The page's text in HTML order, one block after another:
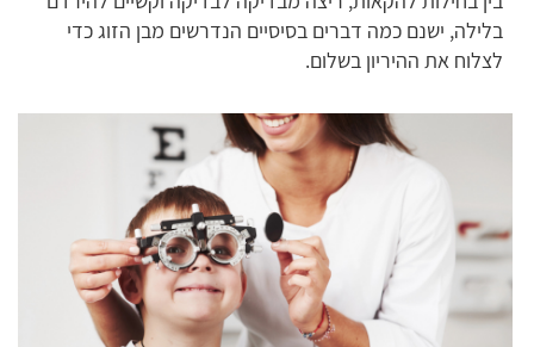
בלילה, ישנם כמה דברים בסיסיים הנדרשים מבן הזוג כדי
לצלוח את ההיריון בשלום.